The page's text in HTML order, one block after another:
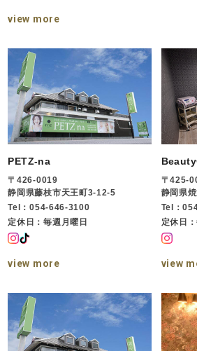
view more
PETZ-na
〒426-0019
静岡県藤枝市天王町3-12-5
Tel：054-646-3100
定休日：毎週月曜日
view more
〒425-
静岡県
Tel：
定休日
view